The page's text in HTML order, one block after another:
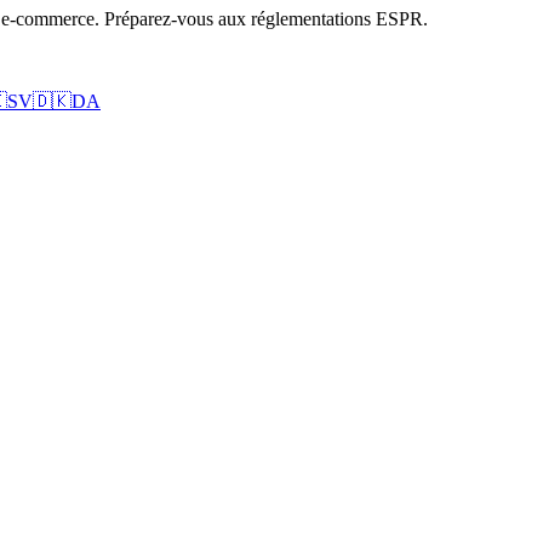
Préparez-vous aux réglementations ESPR.
SV🇩🇰DA